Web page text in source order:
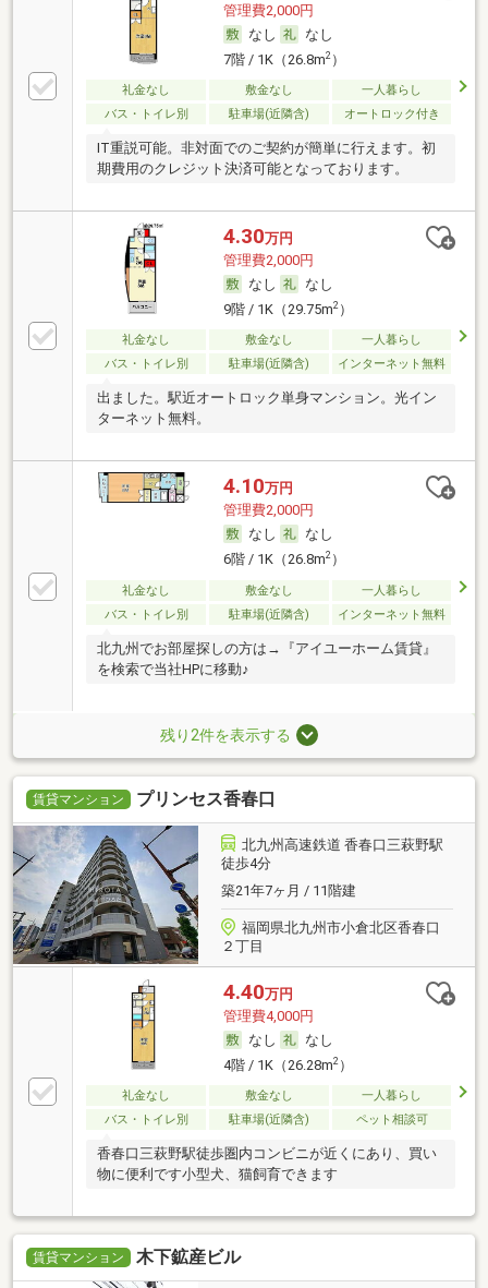
管理費2,000円
なし
なし
7階 / 1K（26.8m2）
礼金なし 敷金なし
一人暮らし
バス・トイレ別
駐車場(近隣含) オートロック付き
IT重説可能。非対面でのご契約が簡単に行えます。初
期費用のクレジット決済可能となっております。
4.30万円
管理費2,000円
なし
なし
9階 / 1K（29.75m2）
礼金なし 敷金なし
一人暮らし
バス・トイレ別
駐車場(近隣含) インターネット無料
出ました。駅近オートロック単身マンション。光イン
ターネット無料。
4.10万円
管理費2,000円
なし
なし
6階 / 1K（26.8m2）
礼金なし 敷金なし
一人暮らし
バス・トイレ別
駐車場(近隣含) インターネット無料
北九州でお部屋探しの方は→『アイユーホーム賃貸』
を検索で当社HPに移動♪
残り2件を表示する
賃貸マンション プリンセス香春口
北九州高速鉄道 香春口三萩野駅
徒歩4分
築21年7ヶ月 / 11階建
福岡県北九州市小倉北区香春口
２丁目
4.40万円
管理費4,000円
なし
なし
4階 / 1K（26.28m2）
礼金なし 敷金なし
一人暮らし
バス・トイレ別
駐車場(近隣含) ペット相談可
香春口三萩野駅徒歩圏内コンビニが近くにあり、買い
物に便利です小型犬、猫飼育できます
賃貸マンション 木下鉱産ビル